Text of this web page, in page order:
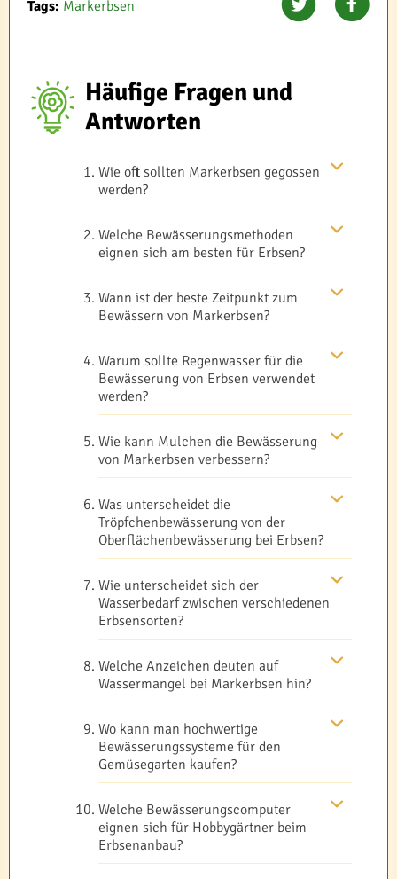
Tags: Markerbsen
Häufige Fragen und
Antworten
Wie oft sollten Markerbsen gegossen
werden?
Welche Bewässerungsmethoden
eignen sich am besten für Erbsen?
Wann ist der beste Zeitpunkt zum
Bewässern von Markerbsen?
Warum sollte Regenwasser für die
Bewässerung von Erbsen verwendet
werden?
Wie kann Mulchen die Bewässerung
von Markerbsen verbessern?
Was unterscheidet die
Tröpfchenbewässerung von der
Oberflächenbewässerung bei Erbsen?
Wie unterscheidet sich der
Wasserbedarf zwischen verschiedenen
Erbsensorten?
Welche Anzeichen deuten auf
Wassermangel bei Markerbsen hin?
Wo kann man hochwertige
Bewässerungssysteme für den
Gemüsegarten kaufen?
Welche Bewässerungscomputer
eignen sich für Hobbygärtner beim
Erbsenanbau?